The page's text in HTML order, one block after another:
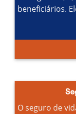
beneficiários.
O seguro de